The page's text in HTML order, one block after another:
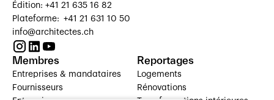
Édition: +41 21 635 16 82
Plateforme: +41 21 631 10 50
info@architectes.ch
Membres
Entreprises & mandataires
Fournisseurs
Reportages
Logements
Rénovations